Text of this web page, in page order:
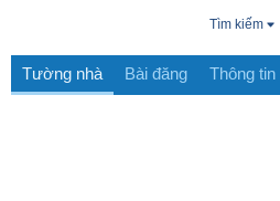
Tìm kiếm
Tường nhà Bài đăng Thông tin